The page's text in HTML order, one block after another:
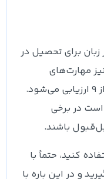
برای تحصیل در
مهارت‌های
چهارگانه را ارزیابی می‌کند و نمره آن از ۹ ارزیابی می‌شود.
در برخی
باشند.
کنید، حتماً با
و در این باره با